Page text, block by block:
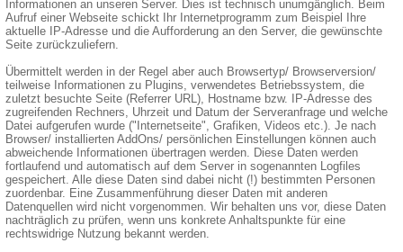
Informationen an unseren Server. Dies ist technisch unumgänglich. Beim
Aufruf einer Webseite schickt Ihr Internetprogramm zum Beispiel Ihre
aktuelle IP-Adresse und die Aufforderung an den Server, die gewünschte
Seite zurückzuliefern.
Übermittelt werden in der Regel aber auch Browsertyp/ Browserversion/
teilweise Informationen zu Plugins, verwendetes Betriebssystem, die
zuletzt besuchte Seite (Referrer URL), Hostname bzw. IP-Adresse des
zugreifenden Rechners, Uhrzeit und Datum der Serveranfrage und welche
Datei aufgerufen wurde ("Internetseite", Grafiken, Videos etc.). Je nach
Browser/ installierten AddOns/ persönlichen Einstellungen können auch
abweichende Informationen übertragen werden. Diese Daten werden
fortlaufend und automatisch auf dem Server in sogenannten Logfiles
gespeichert. Alle diese Daten sind dabei nicht (!) bestimmten Personen
zuordenbar. Eine Zusammenführung dieser Daten mit anderen
Datenquellen wird nicht vorgenommen. Wir behalten uns vor, diese Daten
nachträglich zu prüfen, wenn uns konkrete Anhaltspunkte für eine
rechtswidrige Nutzung bekannt werden.